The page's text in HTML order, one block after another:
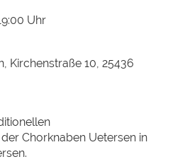
Uhr
Kirchenstraße 10, 25436
Chorknaben Uetersen in